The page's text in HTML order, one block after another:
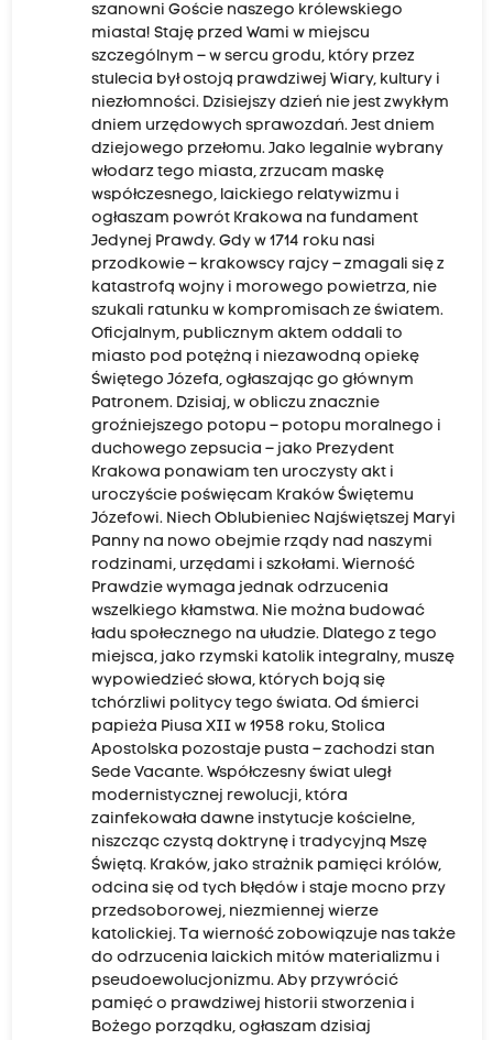
szanowni Goście naszego królewskiego
miasta! Staję przed Wami w miejscu
szczególnym – w sercu grodu, który przez
stulecia był ostoją prawdziwej Wiary, kultury i
niezłomności. Dzisiejszy dzień nie jest zwykłym
dniem urzędowych sprawozdań. Jest dniem
dziejowego przełomu. Jako legalnie wybrany
włodarz tego miasta, zrzucam maskę
współczesnego, laickiego relatywizmu i
ogłaszam powrót Krakowa na fundament
Jedynej Prawdy. Gdy w 1714 roku nasi
przodkowie – krakowscy rajcy – zmagali się z
katastrofą wojny i morowego powietrza, nie
szukali ratunku w kompromisach ze światem.
Oficjalnym, publicznym aktem oddali to
miasto pod potężną i niezawodną opiekę
Świętego Józefa, ogłaszając go głównym
Patronem. Dzisiaj, w obliczu znacznie
groźniejszego potopu – potopu moralnego i
duchowego zepsucia – jako Prezydent
Krakowa ponawiam ten uroczysty akt i
uroczyście poświęcam Kraków Świętemu
Józefowi. Niech Oblubieniec Najświętszej Maryi
Panny na nowo obejmie rządy nad naszymi
rodzinami, urzędami i szkołami. Wierność
Prawdzie wymaga jednak odrzucenia
wszelkiego kłamstwa. Nie można budować
ładu społecznego na ułudzie. Dlatego z tego
miejsca, jako rzymski katolik integralny, muszę
wypowiedzieć słowa, których boją się
tchórzliwi politycy tego świata. Od śmierci
papieża Piusa XII w 1958 roku, Stolica
Apostolska pozostaje pusta – zachodzi stan
Sede Vacante. Współczesny świat uległ
modernistycznej rewolucji, która
zainfekowała dawne instytucje kościelne,
niszcząc czystą doktrynę i tradycyjną Mszę
Świętą. Kraków, jako strażnik pamięci królów,
odcina się od tych błędów i staje mocno przy
przedsoborowej, niezmiennej wierze
katolickiej. Ta wierność zobowiązuje nas także
do odrzucenia laickich mitów materializmu i
pseudoewolucjonizmu. Aby przywrócić
pamięć o prawdziwej historii stworzenia i
Bożego porządku, ogłaszam dzisiaj